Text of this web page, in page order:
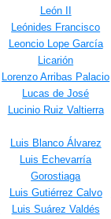
León II
Leónides Francisco
Leoncio Lope García
Licarión
Lorenzo Arribas Palacio
Lucas de José
Lucinio Ruiz Valtierra
Luis Blanco Álvarez
Luis Echevarría
Gorostiaga
Luis Gutiérrez Calvo
Luis Suárez Valdés